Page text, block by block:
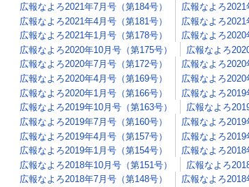
広報なよろ2021年7月号（第184号）
広報なよろ2021
広報なよろ2021年4月号（第181号）
広報なよろ2021
広報なよろ2021年1月号（第178号）
広報なよろ2020
広報なよろ2020年10月号（第175号）
広報なよろ
広報なよろ2020年7月号（第172号）
広報なよろ2020
広報なよろ2020年4月号（第169号）
広報なよろ2020
広報なよろ2020年1月号（第166号）
広報なよろ2019
広報なよろ2019年10月号（第163号）
広報なよろ
広報なよろ2019年7月号（第160号）
広報なよろ2019
広報なよろ2019年4月号（第157号）
広報なよろ2019
広報なよろ2019年1月号（第154号）
広報なよろ2018
広報なよろ2018年10月号（第151号）
広報なよろ
広報なよろ2018年7月号（第148号）
広報なよろ2018